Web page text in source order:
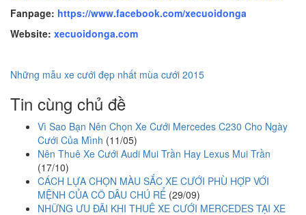
Fanpage: https://www.facebook.com/xecuoidonga
Website: xecuoidonga.com
Những mẫu xe cưới đẹp nhất mùa cưới 2015
Tin cùng chủ đề
Vì Sao Bạn Nên Chọn Xe Cưới Mercedes C230 Cho Ngày
Cưới Của Mình (11/05)
Nên Thuê Xe Cưới Audi Mui Trần Hay Lexus Mui Trần
(17/10)
CÁCH LỰA CHỌN MÀU SẮC XE CƯỚI PHÙ HỢP VỚI
MỆNH CỦA CÔ DÂU CHÚ RỂ (29/09)
NHỮNG ƯU ĐÃI KHI THUÊ XE CƯỚI MERCEDES TẠI XE